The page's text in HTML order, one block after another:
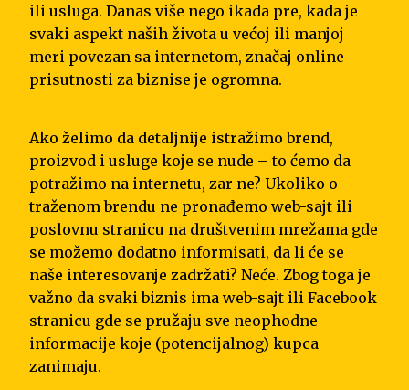
ili usluga. Danas više nego ikada pre, kada je
svaki aspekt naših života u većoj ili manjoj
meri povezan sa internetom, značaj online
prisutnosti za biznise je ogromna.
Ako želimo da detaljnije istražimo brend,
proizvod i usluge koje se nude – to ćemo da
potražimo na internetu, zar ne? Ukoliko o
traženom brendu ne pronađemo web-sajt ili
poslovnu stranicu na društvenim mrežama gde
se možemo dodatno informisati, da li će se
naše interesovanje zadržati? Neće. Zbog toga je
važno da svaki biznis ima web-sajt ili Facebook
stranicu gde se pružaju sve neophodne
informacije koje (potencijalnog) kupca
zanimaju.